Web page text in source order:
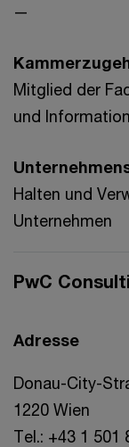
—
Mitglied der
und
Halten und
Unternehmen
PwC
Adresse
Donau-City-
1220 Wien
Tel.: +43 1 501